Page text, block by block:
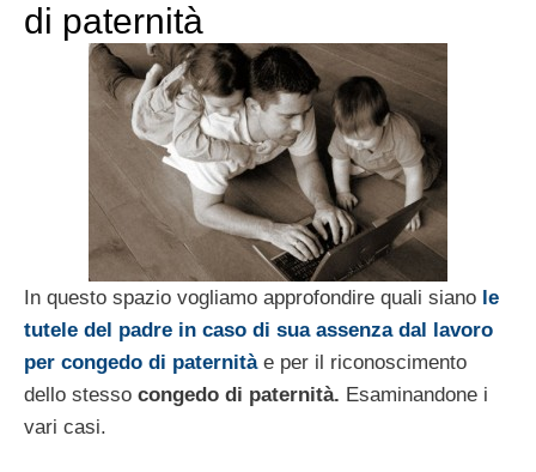
di paternità
In questo spazio vogliamo approfondire quali siano le
tutele del padre in caso di sua assenza dal lavoro
per congedo di paternitàe per il riconoscimento
dello stesso congedo di paternità. Esaminandone i
vari casi.